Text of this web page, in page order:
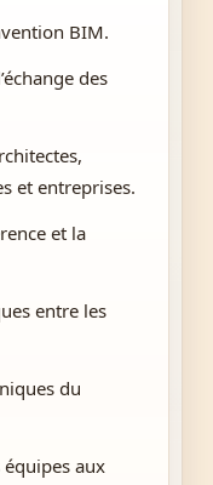
BIM.
des
et entreprises.
et la
entre les
du
aux